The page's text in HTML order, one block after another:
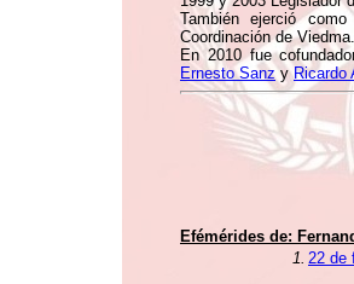
También ejerció
Coordinación de Viedma.
En 2010 fue
Ernesto SanzyRicardo
Efémérides de:
1. 22 de